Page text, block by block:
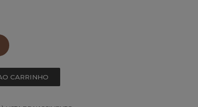
CARRINHO